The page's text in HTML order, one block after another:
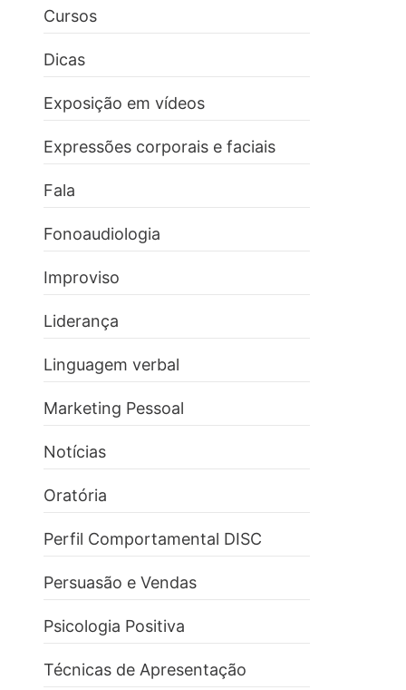
Cursos
Dicas
Exposição em vídeos
Expressões corporais e faciais
Fala
Fonoaudiologia
Improviso
Liderança
Linguagem verbal
Marketing Pessoal
Notícias
Oratória
Perfil Comportamental DISC
Persuasão e Vendas
Psicologia Positiva
Técnicas de Apresentação